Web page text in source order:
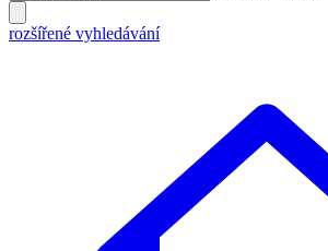
rozšířené vyhledávání